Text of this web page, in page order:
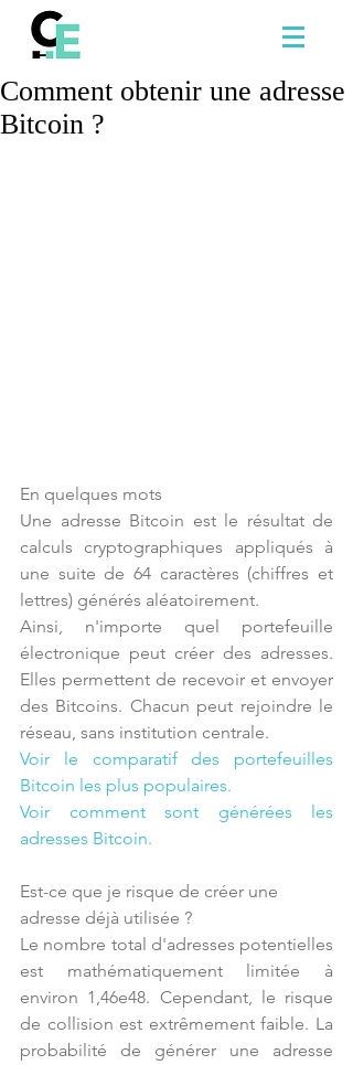
Comment obtenir une adresse
Bitcoin ?
En quelques mots
Une adresse Bitcoin est le résultat de
calculs cryptographiques appliqués à
une suite de 64 caractères (chiffres et
lettres) générés aléatoirement.
Ainsi, n'importe quel portefeuille
électronique peut créer des adresses.
Elles permettent de recevoir et envoyer
des Bitcoins. Chacun peut rejoindre le
réseau, sans institution centrale.
Voir le comparatif des portefeuilles
Bitcoin les plus populaires.
Voir comment sont générées les
adresses Bitcoin.
Est-ce que je risque de créer une
adresse déjà utilisée ?
Le nombre total d'adresses potentielles
est mathématiquement limitée à
environ 1,46e48. Cependant, le risque
de collision est extrêmement faible. La
probabilité de générer une adresse